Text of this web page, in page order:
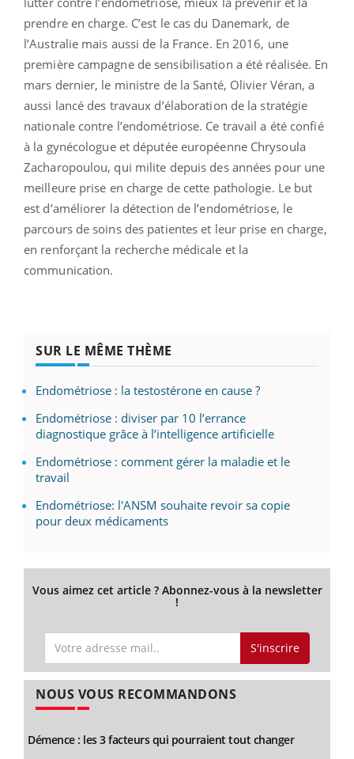
prendre en charge. C’est le cas du Danemark, de
l’Australie mais aussi de la France. En 2016, une
première campagne de sensibilisation a été réalisée. En
mars dernier, le ministre de la Santé, Olivier Véran, a
aussi lancé des travaux d’élaboration de la stratégie
nationale contre l’endométriose. Ce travail a été confié
à la gynécologue et députée européenne Chrysoula
Zacharopoulou, qui milite depuis des années pour une
meilleure prise en charge de cette pathologie. Le but
est d’améliorer la détection de l’endométriose, le
parcours de soins des patientes et leur prise en charge,
en renforçant la recherche médicale et la
communication.
SUR LE MÊME THÈME
Endométriose : la testostérone en cause ?
Endométriose : diviser par 10 l’errance
diagnostique grâce à l’intelligence artificielle
Endométriose : comment gérer la maladie et le
travail
Endométriose: l'ANSM souhaite revoir sa copie
pour deux médicaments
Vous aimez cet article ? Abonnez-vous à la newsletter
!
S'inscrire
NOUS VOUS RECOMMANDONS
Démence : les 3 facteurs qui pourraient tout changer